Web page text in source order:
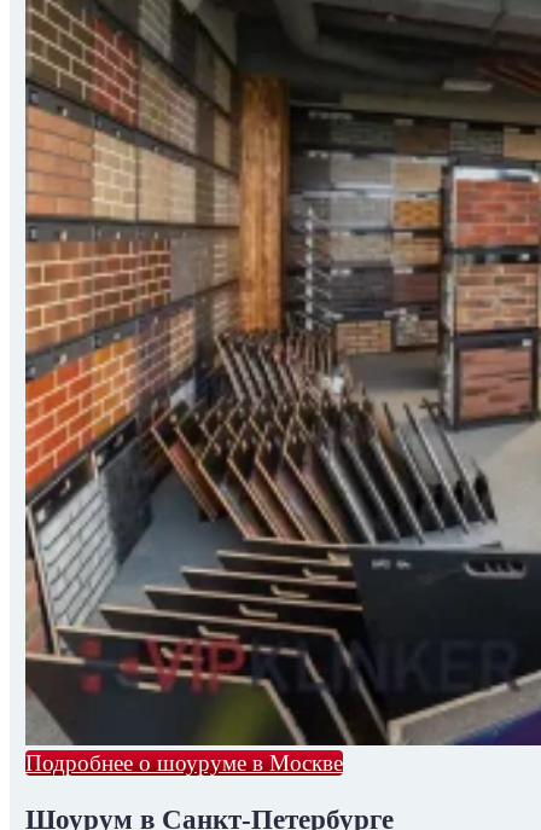
Подробнее о шоуруме в Москве
Шоурум в Санкт-Петербурге